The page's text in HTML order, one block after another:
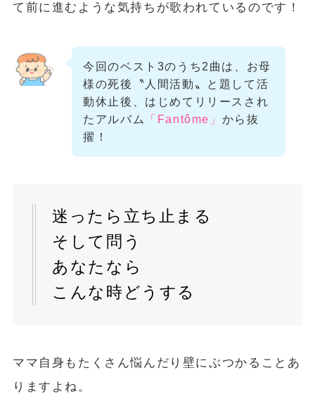
て前に進むような気持ちが歌われているのです！
今回のベスト3のうち2曲は、お母
様の死後〝人間活動〟と題して活
動休止後、はじめてリリースされ
たアルバム
「Fantôme」 から抜
擢！
迷ったら立ち止まる
そして問う
あなたなら
こんな時どうする
ママ自身もたくさん悩んだり壁にぶつかることあ
りますよね。